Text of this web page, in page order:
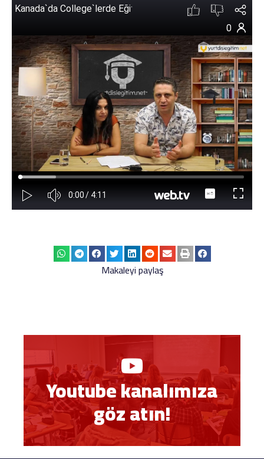
Makaleyi paylaş
Youtube kanalımıza
göz atın!